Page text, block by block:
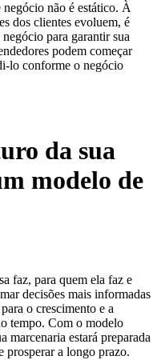
não é estático. À
dos clientes evoluem, é
para garantir sua
podem começar
lo conforme o negócio
da sua
modelo de
faz, para quem ela faz e
decisões mais informadas
o crescimento e a
tempo. Com o modelo
marcenaria estará preparada
prosperar a longo prazo.